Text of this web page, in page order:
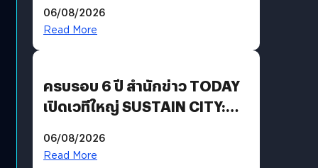
Revenue เร่งเครื่อง New
Growth Engine พร้อมจ่าย
06/08/2026
Read More
ครบรอบ 6 ปี สำนักข่าว TODAY
เปิดเวทีใหญ่ SUSTAIN CITY:
แนวทางปรับตัวสู่เศรษฐกิจสี
06/08/2026
Read More